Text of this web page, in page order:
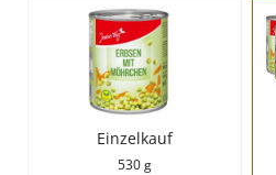
Einzelkauf
530 g